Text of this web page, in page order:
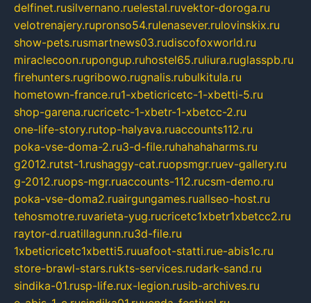
delfinet.rusilvernano.ruelestal.ruvektor-doroga.ru
velotrenajery.rupronso54.rulenasever.rulovinskix.ru
show-pets.rusmartnews03.rudiscofoxworld.ru
miraclecoon.rupongup.ruhostel65.ruliura.ruglasspb.ru
firehunters.rugribowo.rugnalis.rubulkitula.ru
hometown-france.ru1-xbeticricetc-1-xbetti-5.ru
shop-garena.rucricetc-1-xbetr-1-xbetcc-2.ru
one-life-story.rutop-halyava.ruaccounts112.ru
poka-vse-doma-2.ru3-d-file.ruhahahaharms.ru
g2012.rutst-1.rushaggy-cat.ruopsmgr.ruev-gallery.ru
g-2012.ruops-mgr.ruaccounts-112.rucsm-demo.ru
poka-vse-doma2.ruairgungames.ruallseo-host.ru
tehosmotre.ruvarieta-yug.rucricetc1xbetr1xbetcc2.ru
raytor-d.ruatillagunn.ru3d-file.ru
1xbeticricetc1xbetti5.ruuafoot-statti.rue-abis1c.ru
store-brawl-stars.rukts-services.rudark-sand.ru
sindika-01.rusp-life.rux-legion.rusib-archives.ru